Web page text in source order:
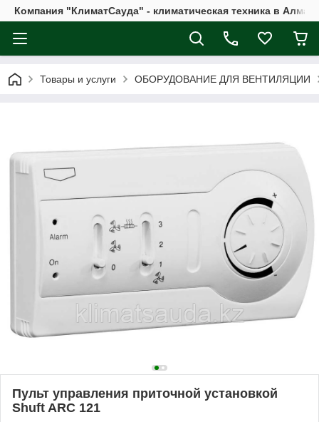
Компания "КлиматСауда" - климатическая техника в
Товары и услуги ОБОРУДОВАНИЕ ДЛЯ ВЕНТИЛЯЦИИ
Пульт управления приточной установкой
Shuft ARC 121